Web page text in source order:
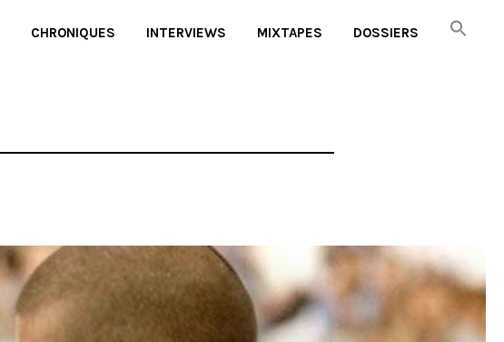
CHRONIQUES INTERVIEWS MIXTAPES DOSSIERS